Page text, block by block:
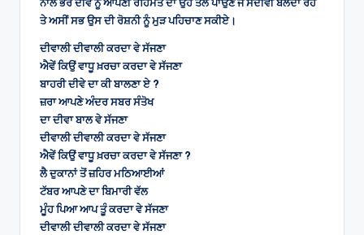
ਨਾਲ ਭਰੇ ਦੀਵੇ ਨੂੰ ਆਪਣੀ ਰਹਿਮਤ ਦਾ ਉਹ ਤੇਲ ਪਾਉਣ ਜੋ ਸਦੀਵੀ ਬਲਦਾ ਰਹੇ
ਤੇ ਅਸੀਂ ਸਭ ਉਸ ਦੀ ਰੋਸ਼ਨੀ ਨੂੰ ਮੁੜ ਪਹਿਚਾਣ ਸਕੀਏ।
ਦੀਵਾਲੀ ਦੀਵਾਲੀ ਕਰਦਾ ਵੇ ਸੱਜਣਾ
ਐਵੇਂ ਕਿਉਂ ਵਾਧੂ ਖ਼ਰਚਾ ਕਰਦਾ ਵੇ ਸੱਜਣਾ
ਬਾਹਰੀ ਦੀਵੇ ਦਾ ਕੀ ਬਾਲਣਾ ਏ ?
ਜ਼ਰਾ ਆਪਣੇ ਅੰਦਰ ਸਬਰ ਸੰਤੋਖ
ਦਾ ਦੀਵਾ ਬਾਲ ਵੇ ਸੱਜਣਾ
ਦੀਵਾਲੀ ਦੀਵਾਲੀ ਕਰਦਾ ਵੇ ਸੱਜਣਾ
ਐਵੇਂ ਕਿਉਂ ਵਾਧੂ ਖ਼ਰਚਾ ਕਰਦਾ ਵੇ ਸੱਜਣਾ ?
ਲੈ ਦੁਕਾਨਾਂ ਤੋਂ ਜ਼ਹਿਰ ਮਠਿਆਈਆਂ
ਟੱਬਰ ਆਪਣੇ ਦਾ ਬਿਮਾਰੀ ਵੱਲ
ਮੂੰਹ ਪਿਆ ਆਪ ਤੂੰ ਕਰਦਾ ਵੇ ਸੱਜਣਾ
ਦੀਵਾਲੀ ਦੀਵਾਲੀ ਕਰਦਾ ਵੇ ਸੱਜਣਾ